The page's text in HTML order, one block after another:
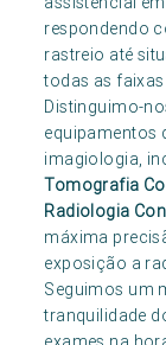
respondendo
rastreio até
todas as
Distinguimo-
equipamentos
imagiologia,
Tomografia
Radiologia
máxima
exposição a
Seguimos um
tranquilidade